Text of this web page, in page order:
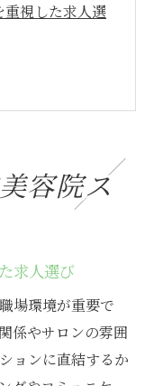
視した求人選
める面接のコ
敗しない選び
の道しるべ
ップの方法
容院ス
求人選び
場環境が重要で
係やサロンの雰囲
ョンに直結するか